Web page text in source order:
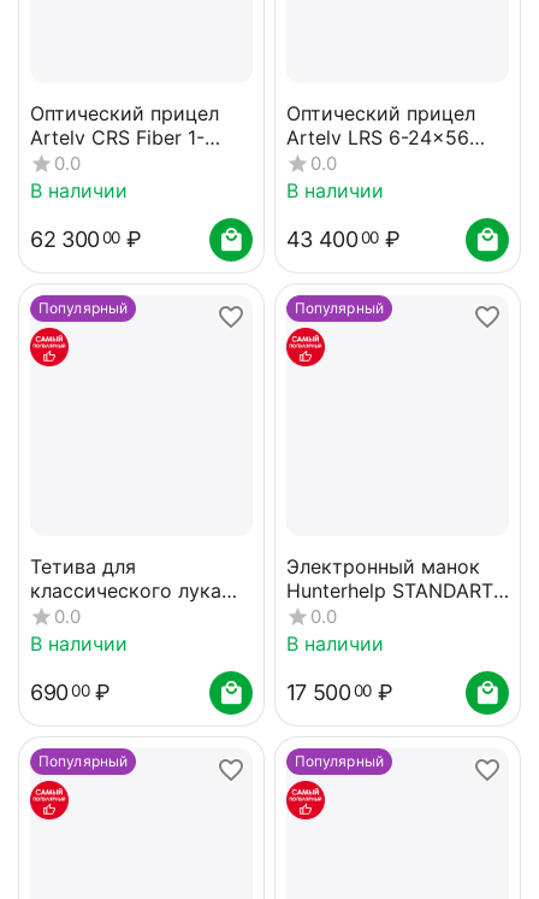
Оптический прицел
Artelv CRS Fiber 1-
10x28 SFP 34мм
0.0
В наличии
62 30000 ₽
Оптический прицел
Artelv LRS 6-24x56
FFP 30мм
0.0
В наличии
43 40000 ₽
Популярный
Тетива для
классического лука
54" белая
0.0
В наличии
69000 ₽
Популярный
Электронный манок
Hunterhelp STANDART
3M с динамиком
Тромб карта №4
0.0
В наличии
17 50000 ₽
Популярный Популярный